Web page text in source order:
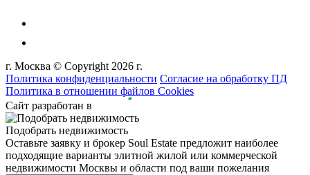
г. Москва © Copyright 2026 г.
Политика конфиденциальности Согласие на обработку ПД
Политика в отношении файлов Cookies
Сайт разработан в
Подобрать недвижимость
Оставьте заявку и брокер Soul Estate предложит наиболее
подходящие варианты элитной жилой или коммерческой
недвижимости Москвы и области под ваши пожелания